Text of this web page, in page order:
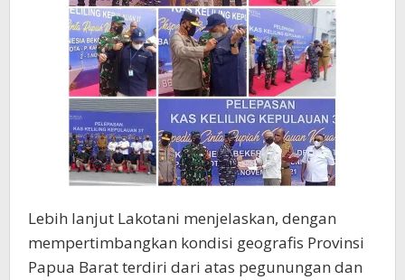
Lebih lanjut Lakotani menjelaskan, dengan
mempertimbangkan kondisi geografis Provinsi
Papua Barat terdiri dari atas pegunungan dan